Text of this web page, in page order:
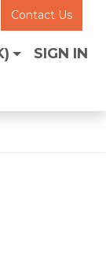
Contact Us
SIGN IN